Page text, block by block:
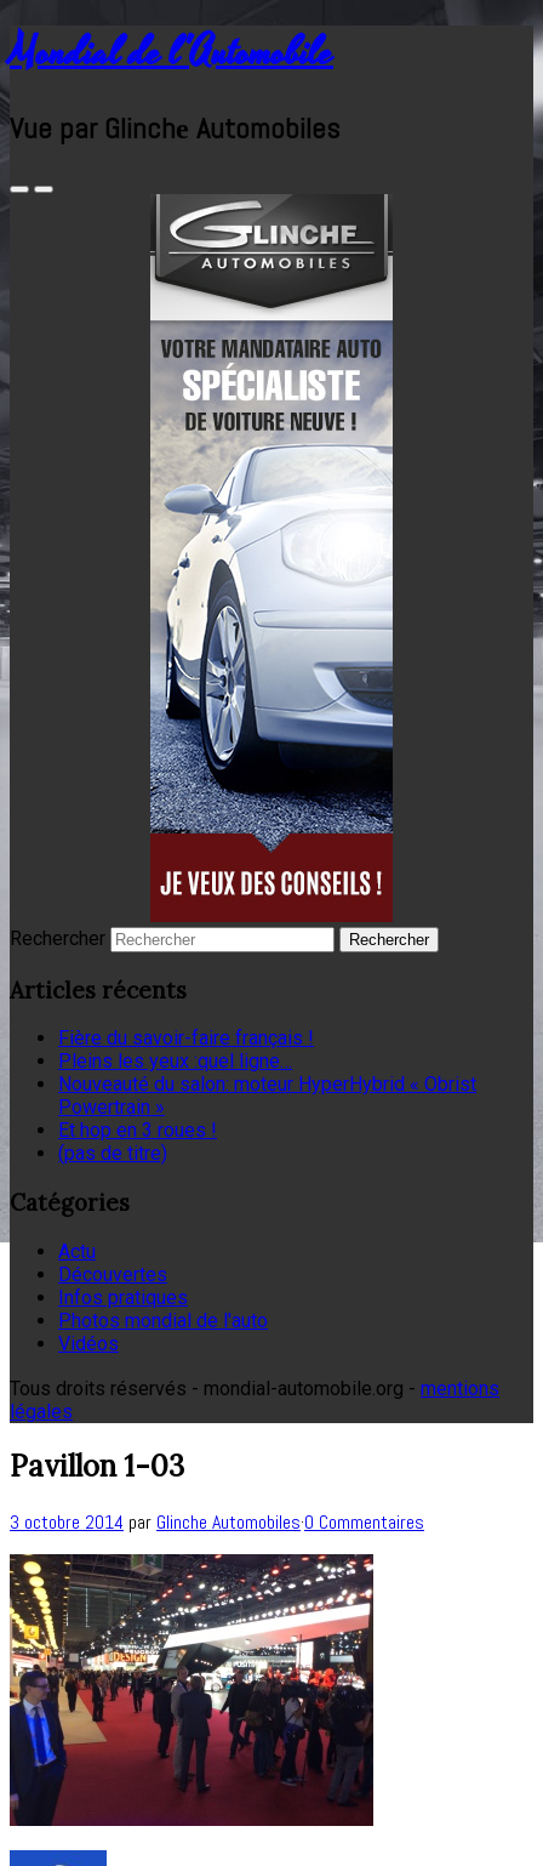
Mondial de l'Automobile
Vue par Glinchе Automobiles
Rechercher
Articles récents
Fière du savoir-faire français !
Pleins les yeux :quel ligne…
Nouveauté du salon: moteur HyperHybrid « Obrist
Powertrain »
Et hop en 3 roues !
(pas de titre)
Catégories
Actu
Découvertes
Infos pratiques
Photos mondial de l'auto
Vidéos
Tous droits réservés - mondial-automobile.org - mentions
légales
Pavillon 1-03
3 octobre 2014 par Glinche Automobiles·0 Commentaires